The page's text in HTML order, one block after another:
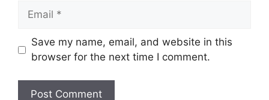
Email
Website
Save my name, email, and website in this
browser for the next time I comment.